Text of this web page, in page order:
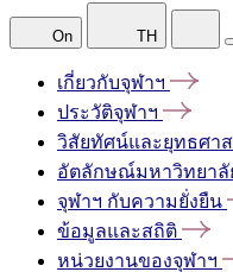
On TH
เกี่ยวกับจุฬาฯ
ประวัติจุฬาฯ
วิสัยทัศน์และยุทธศา
อัตลักษณ์มหาวิทยาลั
จุฬาฯ กับความยั่งยืน
ข้อมูลและสถิติ
หน่วยงานของจุฬาฯ